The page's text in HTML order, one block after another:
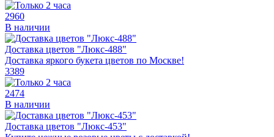
2960
В наличии
Доставка цветов "Люкс-488"
Доставка яркого букета цветов по Москве!
3389
2474
В наличии
Доставка цветов "Люкс-453"